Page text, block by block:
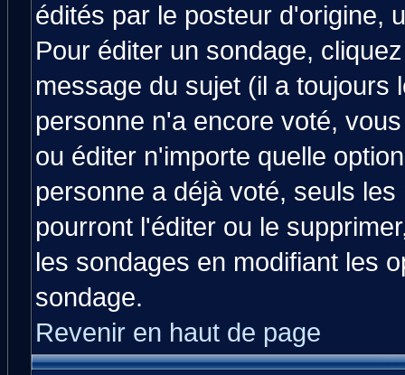
édités par le posteur d'origine,
Pour éditer un sondage,
message du sujet (il a toujours
personne n'a encore voté,
ou éditer n'importe quelle
personne a déjà voté, seuls
pourront l'éditer ou le
les sondages en modifiant les
sondage.
Revenir en haut de page